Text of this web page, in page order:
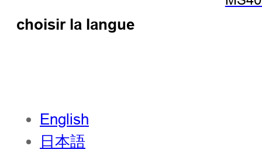
choisir la langue
English
日本語